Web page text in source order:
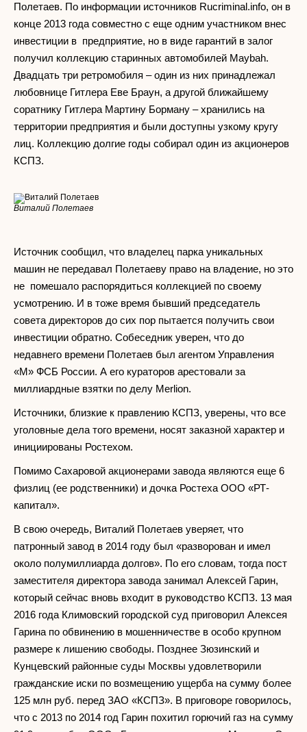
Полетаев. По информации источников Rucriminal.info, он в
конце 2013 года совместно с еще одним участником внес
инвестиции в предприятие, но в виде гарантий в залог
получил коллекцию старинных автомобилей Maybah.
Двадцать три ретромобиля – один из них принадлежал
любовнице Гитлера Еве Браун, а другой ближайшему
соратнику Гитлера Мартину Борману – хранились на
территории предприятия и были доступны узкому кругу
лиц. Коллекцию долгие годы собирал один из акционеров
КСПЗ.
Виталий Полетаев
Источник сообщил, что владелец парка уникальных
машин не передавал Полетаеву право на владение, но это
не помешало распорядиться коллекцией по своему
усмотрению. И в тоже время бывший председатель
совета директоров до сих пор пытается получить свои
инвестиции обратно. Собеседник уверен, что до
недавнего времени Полетаев был агентом Управления
«М» ФСБ России. А его кураторов арестовали за
миллиардные взятки по делу Merlion.
Источники, близкие к правлению КСПЗ, уверены, что все
уголовные дела того времени, носят заказной характер и
инициированы Ростехом.
Помимо Сахаровой акционерами завода являются еще 6
физлиц (ее родственники) и дочка Ростеха ООО «РТ-
капитал».
В свою очередь, Виталий Полетаев уверяет, что
патронный завод в 2014 году был «разворован и имел
около полумиллиарда долгов». По его словам, тогда пост
заместителя директора завода занимал Алексей Гарин,
который сейчас вновь входит в руководство КСПЗ. 13 мая
2016 года Климовский городской суд приговорил Алексея
Гарина по обвинению в мошенничестве в особо крупном
размере к лишению свободы. Позднее Зюзинский и
Кунцевский районные суды Москвы удовлетворили
гражданские иски по возмещению ущерба на сумму более
125 млн руб. перед ЗАО «КСПЗ». В приговоре говорилось,
что с 2013 по 2014 год Гарин похитил горючий газ на сумму